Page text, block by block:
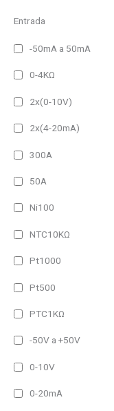
IP44
IP54
IP54 (Alto brillo)
80A
3h
Other
Padlock Frame
Entrada
-50mA a 50mA
0-4KΩ
2x(0-10V)
2x(4-20mA)
300A
50A
Ni100
NTC10KΩ
Pt1000
Pt500
PTC1KΩ
-50V a +50V
0-10V
0-20mA